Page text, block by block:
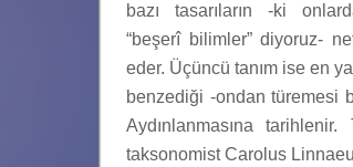
bazı tasarıların -ki
“beşerî bilimler” diyoruz-
eder. Üçüncü tanım ise en
benzediği -ondan türemesi
Aydınlanmasına
taksonomist Carolus